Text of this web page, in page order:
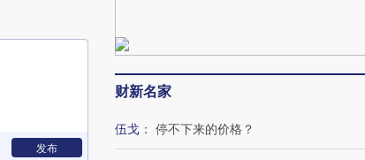
发布
财新名家
伍戈 ： 停不下来的价格？